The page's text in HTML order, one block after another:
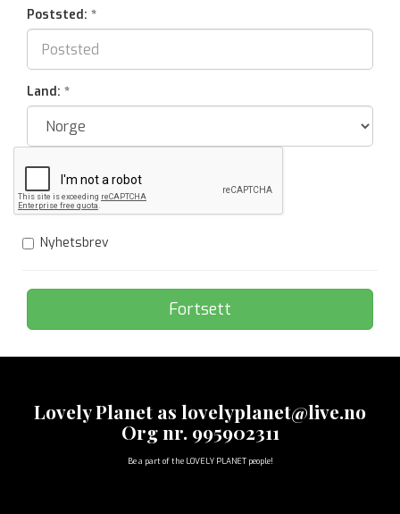
Poststed: *
Land: *
Nyhetsbrev
Lovely Planet as lovelyplanet@live.no
Org nr. 995902311
Be a part of the LOVELY PLANET people!